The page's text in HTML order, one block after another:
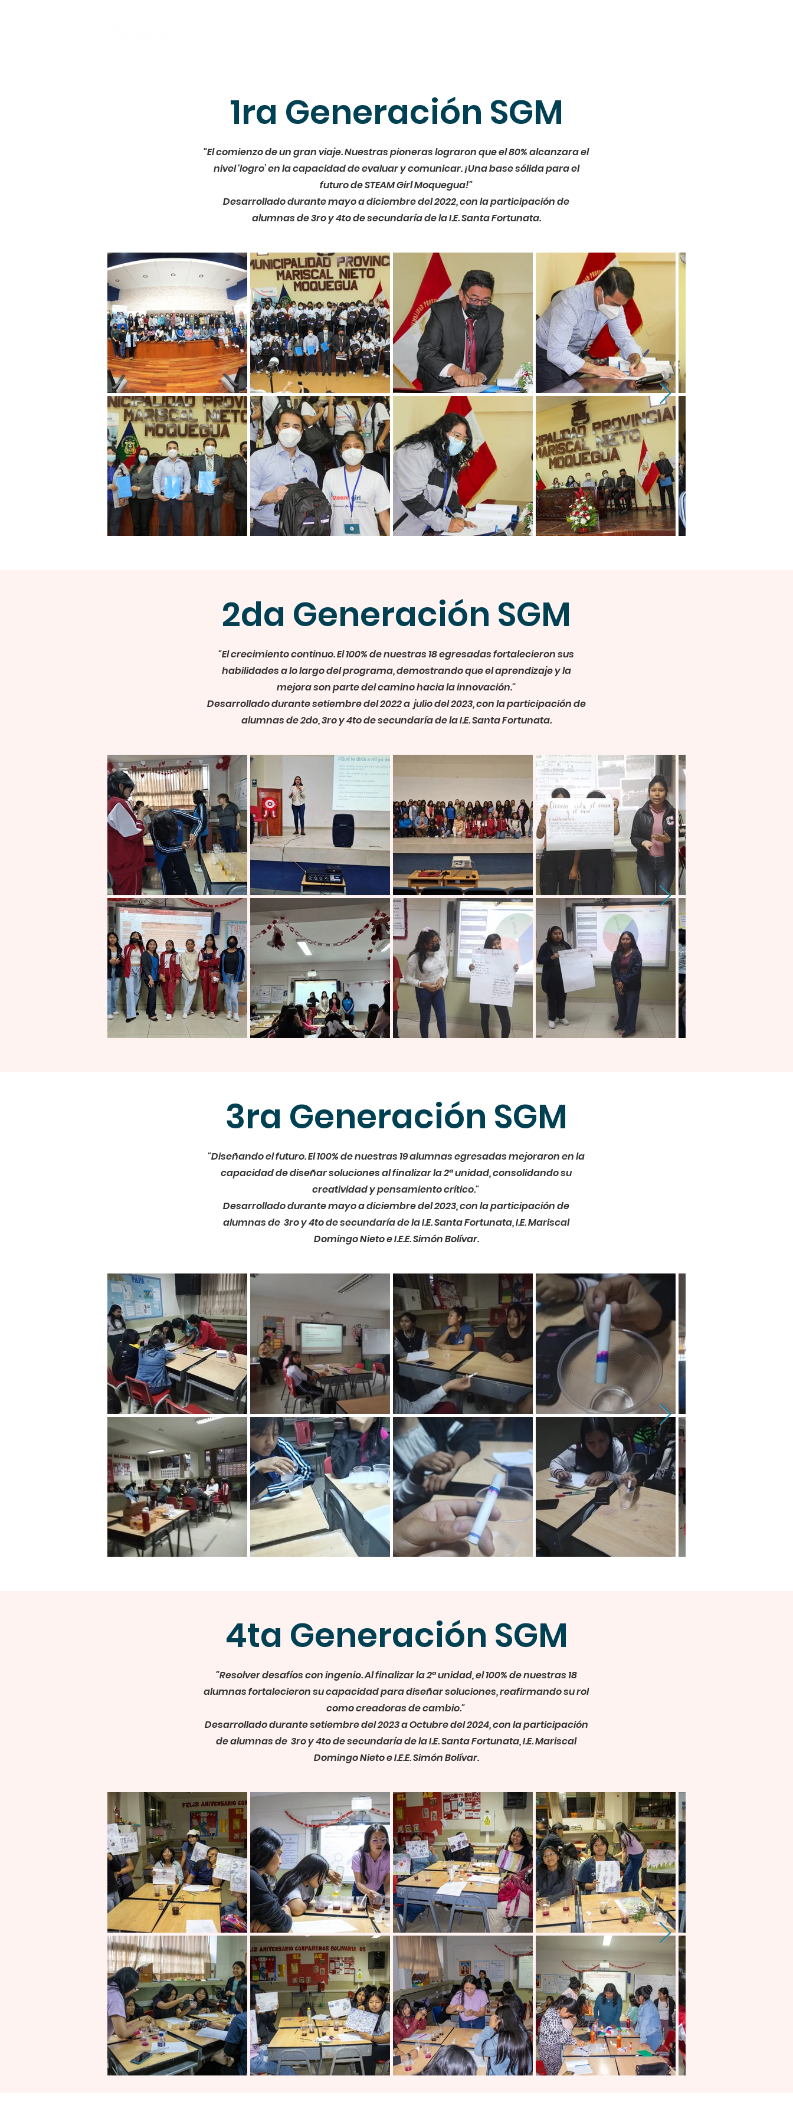
1ra Generación SGM
"El comienzo de un gran viaje. Nuestras pioneras lograron que el 80% alcanzara el
nivel ‘logro’ en la capacidad de evaluar y comunicar. ¡Una base sólida para el
futuro de STEAM Girl Moquegua!"
Desarrollado durante mayo a diciembre del 2022, con la participación de
alumnas de 3ro y 4to de secundaría de la I.E. Santa Fortunata.
2da Generación SGM
"El crecimiento continuo. El 100% de nuestras 18 egresadas fortalecieron sus
habilidades a lo largo del programa, demostrando que el aprendizaje y la
mejora son parte del camino hacia la innovación."
Desarrollado durante setiembre del 2022 a julio del 2023, con la participación de
alumnas de 2do, 3ro y 4to de secundaría de la I.E. Santa Fortunata.
3ra Generación SGM
"Diseñando el futuro. El 100% de nuestras 19 alumnas egresadas mejoraron en la
capacidad de diseñar soluciones al finalizar la 2ª unidad, consolidando su
creatividad y pensamiento crítico."
Desarrollado durante mayo a diciembre del 2023, con la participación de
alumnas de 3ro y 4to de secundaría de la I.E. Santa Fortunata, I.E. Mariscal
Domingo Nieto e I.E.E. Simón Bolívar.
4ta Generación SGM
"Resolver desafíos con ingenio. Al finalizar la 2ª unidad, el 100% de nuestras 18
alumnas fortalecieron su capacidad para diseñar soluciones, reafirmando su rol
como creadoras de cambio."
Desarrollado durante setiembre del 2023 a Octubre del 2024, con la participación
de alumnas de 3ro y 4to de secundaría de la I.E. Santa Fortunata, I.E. Mariscal
Domingo Nieto e I.E.E. Simón Bolívar.